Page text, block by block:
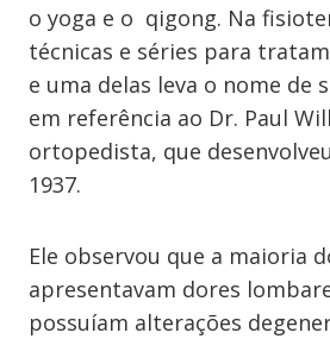
o yoga e o qigong. Na
técnicas e séries para
e uma delas leva o nome de
em referência ao Dr. Paul
ortopedista, que
1937.
Ele observou que a maioria
apresentavam dores
possuíam alterações